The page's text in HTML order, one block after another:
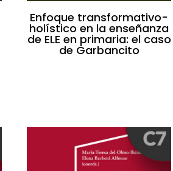
Enfoque transformativo-
holístico en la enseñanza
de ELE en primaria: el caso
de Garbancito